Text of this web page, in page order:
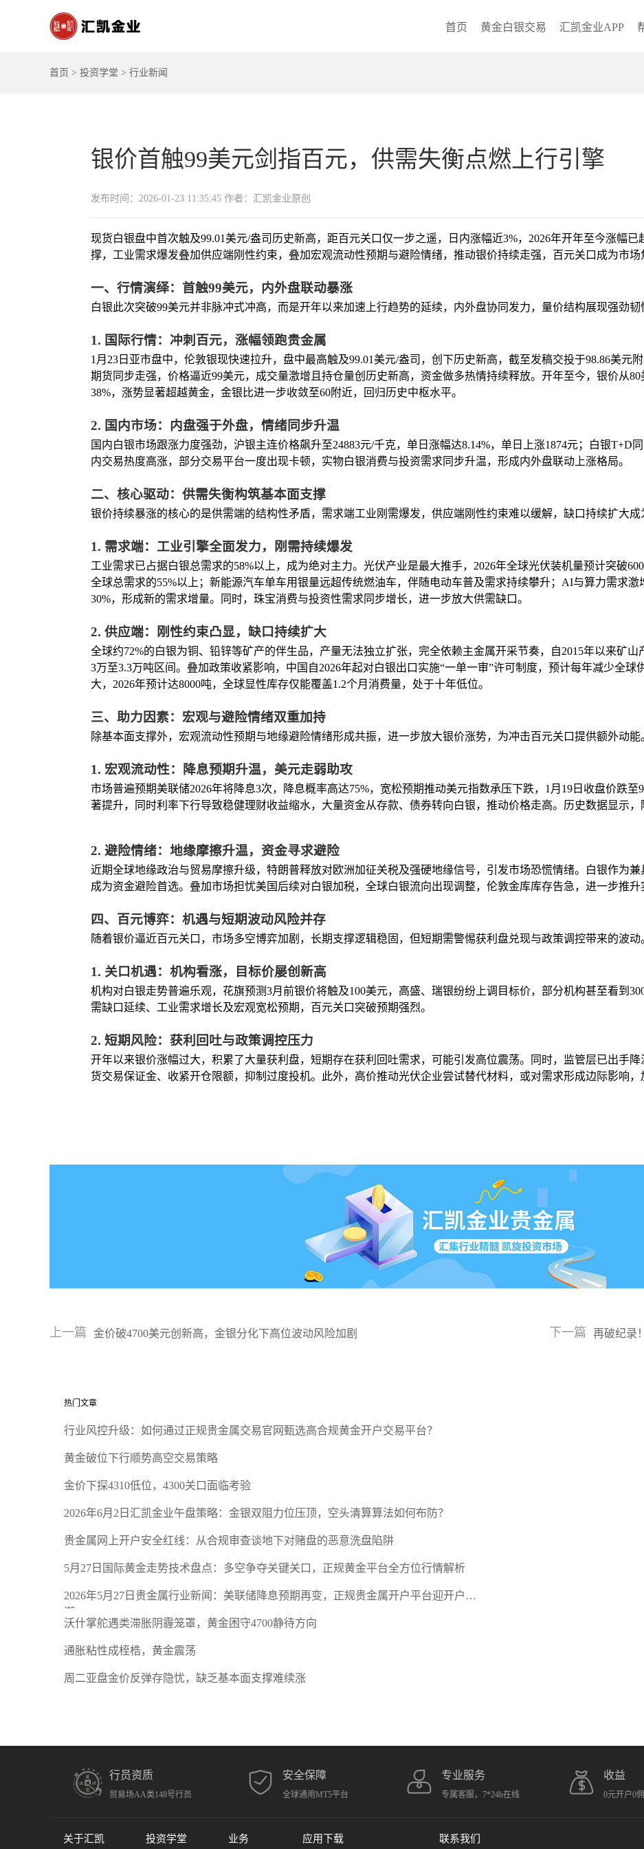
首页 黄金白银交易 汇凯金业APP
首页 > 投资学堂 > 行业新闻
银价首触99美元剑指百元，供需失衡点燃上行引擎
发布时间：2026-01-23 11:35:45 作者：汇凯金业原创
现货白银盘中首次触及99.01美元/盎司历史新高，距百元关口仅一步之遥，日内涨幅近3%，2026年开年至今涨幅已
撑，工业需求爆发叠加供应端刚性约束，叠加宏观流动性预期与避险情绪，推动银价持续走强，百元关口成为市场
一、行情演绎：首触99美元，内外盘联动暴涨
白银此次突破99美元并非脉冲式冲高，而是开年以来加速上行趋势的延续，内外盘协同发力，量价结构展现强劲韧
1. 国际行情：冲刺百元，涨幅领跑贵金属
1月23日亚市盘中，伦敦银现快速拉升，盘中最高触及99.01美元/盎司，创下历史新高，截至发稿交投于98.86美元
期货同步走强，价格逼近99美元，成交量激增且持仓量创历史新高，资金做多热情持续释放。开年至今，银价从
38%，涨势显著超越黄金，金银比进一步收敛至60附近，回归历史中枢水平。
2. 国内市场：内盘强于外盘，情绪同步升温
国内白银市场跟涨力度强劲，沪银主连价格飙升至24883元/千克，单日涨幅达8.14%，单日上涨1874元；白银T+D
内交易热度高涨，部分交易平台一度出现卡顿，实物白银消费与投资需求同步升温，形成内外盘联动上涨格局。
二、核心驱动：供需失衡构筑基本面支撑
银价持续暴涨的核心的是供需端的结构性矛盾，需求端工业刚需爆发，供应端刚性约束难以缓解，缺口持续扩大成
1. 需求端：工业引擎全面发力，刚需持续爆发
工业需求已占据白银总需求的58%以上，成为绝对主力。光伏产业是最大推手，2026年全球光伏装机量预计突破
全球总需求的55%以上；新能源汽车单车用银量远超传统燃油车，伴随电动车普及需求持续攀升；AI与算力需求
30%，形成新的需求增量。同时，珠宝消费与投资性需求同步增长，进一步放大供需缺口。
2. 供应端：刚性约束凸显，缺口持续扩大
全球约72%的白银为铜、铅锌等矿产的伴生品，产量无法独立扩张，完全依赖主金属开采节奏，自2015年以来矿
3万至3.3万吨区间。叠加政策收紧影响，中国自2026年起对白银出口实施“一单一审”许可制度，预计每年减少全球
大，2026年预计达8000吨，全球显性库存仅能覆盖1.2个月消费量，处于十年低位。
三、助力因素：宏观与避险情绪双重加持
除基本面支撑外，宏观流动性预期与地缘避险情绪形成共振，进一步放大银价涨势，为冲击百元关口提供额外动能
1. 宏观流动性：降息预期升温，美元走弱助攻
市场普遍预期美联储2026年将降息3次，降息概率高达75%，宽松预期推动美元指数承压下跌，1月19日收盘价跌至
著提升，同时利率下行导致稳健理财收益缩水，大量资金从存款、债券转向白银，推动价格走高。历史数据显示，
2. 避险情绪：地缘摩擦升温，资金寻求避险
近期全球地缘政治与贸易摩擦升级，特朗普释放对欧洲加征关税及强硬地缘信号，引发市场恐慌情绪。白银作为兼
成为资金避险首选。叠加市场担忧美国后续对白银加税，全球白银流向出现调整，伦敦金库库存告急，进一步推升
四、百元博弈：机遇与短期波动风险并存
随着银价逼近百元关口，市场多空博弈加剧，长期支撑逻辑稳固，但短期需警惕获利盘兑现与政策调控带来的波动
1. 关口机遇：机构看涨，目标价屡创新高
机构对白银走势普遍乐观，花旗预测3月前银价将触及100美元，高盛、瑞银纷纷上调目标价，部分机构甚至看到
需缺口延续、工业需求增长及宏观宽松预期，百元关口突破预期强烈。
2. 短期风险：获利回吐与政策调控压力
开年以来银价涨幅过大，积累了大量获利盘，短期存在获利回吐需求，可能引发高位震荡。同时，监管层已出手
货交易保证金、收紧开仓限额，抑制过度投机。此外，高价推动光伏企业尝试替代材料，或对需求形成边际影响，
上一篇 金价破4700美元创新高，金银分化下高位波动风险加剧 下一篇 再破纪录
热门文章
行业风控升级：如何通过正规贵金属交易官网甄选高合规黄金开户交易平台？
黄金破位下行顺势高空交易策略
金价下探4310低位，4300关口面临考验
2026年6月2日汇凯金业午盘策略：金银双阻力位压顶，空头清算算法如何布防？
贵金属网上开户安全红线：从合规审查谈地下对赌盘的恶意洗盘陷阱
5月27日国际黄金走势技术盘点：多空争夺关键关口，正规黄金平台全方位行情解析
2026年5月27日贵金属行业新闻：美联储降息预期再变，正规贵金属开户平台迎开户热
潮
沃什掌舵遇类滞胀阴霾笼罩，黄金困守4700静待方向
通胀粘性成桎梏，黄金震荡
周二亚盘金价反弹存隐忧，缺乏基本面支撑难续涨
行员资质
贸易场AA类148号行员
安全保障
全球通用MT5平台
专业服务
专属客服，7*24h在线
收益
0元开户0
关于汇凯 投资学堂 业务 应用下载 联系我们